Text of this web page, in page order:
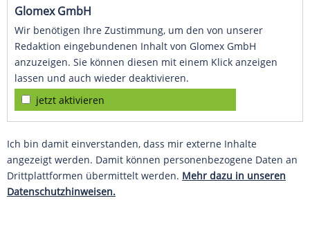
Glomex GmbH
Wir benötigen Ihre Zustimmung, um den von unserer
Redaktion eingebundenen Inhalt von Glomex GmbH
anzuzeigen. Sie können diesen mit einem Klick anzeigen
lassen und auch wieder deaktivieren.
jetzt aktivieren
Ich bin damit einverstanden, dass mir externe Inhalte
angezeigt werden. Damit können personenbezogene Daten an
Drittplattformen übermittelt werden. Mehr dazu in unseren
Datenschutzhinweisen.